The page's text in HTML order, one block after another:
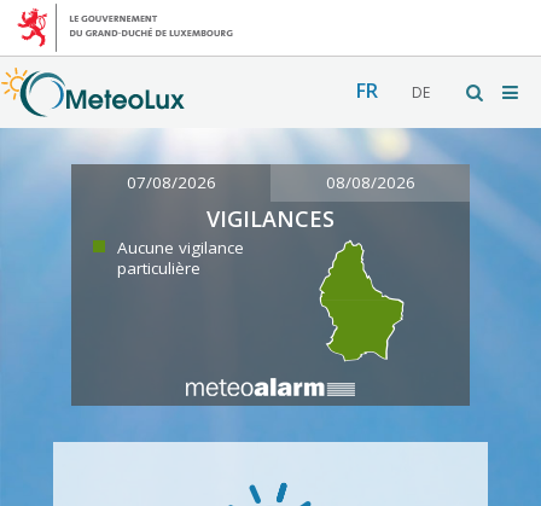
FR DE
07/08/2026 08/08/2026
VIGILANCES
Aucune vigilance
particulière